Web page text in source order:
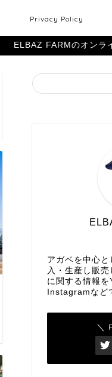
Privacy Policy
ELBAZ FARMのオンラ
アガベを中心
入・生産し販
に関する情報
Instagramなど
＼